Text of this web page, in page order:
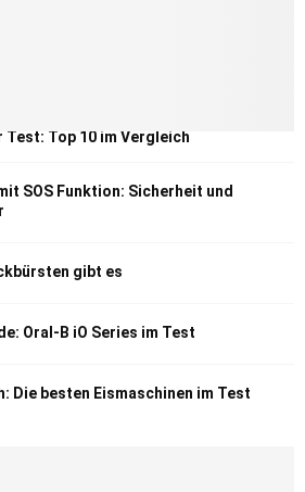
Top 10 im Vergleich
SOS Funktion: Sicherheit und
gibt es
Oral-B iO Series im Test
Die besten Eismaschinen im Test